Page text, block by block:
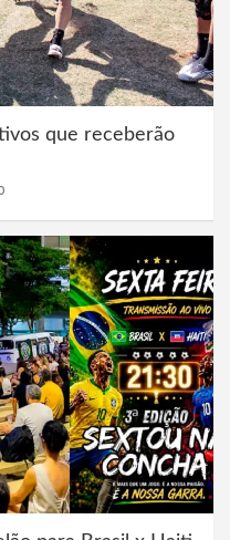
que receberão